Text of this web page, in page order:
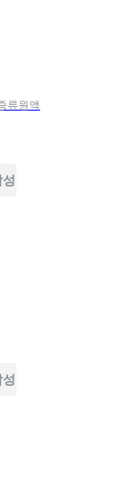
류원액
성
성